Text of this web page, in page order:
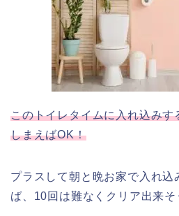
このトイレタイムに入れ込みす
しまえばOK！
プラスして朝と晩お家で入れ込
ば、10回は難なくクリア出来そ